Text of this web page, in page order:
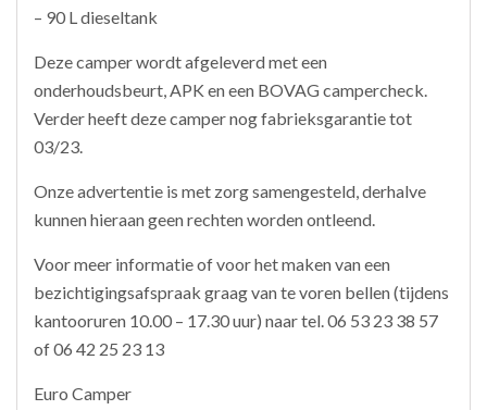
– 90 L dieseltank
Deze camper wordt afgeleverd met een
onderhoudsbeurt, APK en een BOVAG campercheck.
Verder heeft deze camper nog fabrieksgarantie tot
03/23.
Onze advertentie is met zorg samengesteld, derhalve
kunnen hieraan geen rechten worden ontleend.
Voor meer informatie of voor het maken van een
bezichtigingsafspraak graag van te voren bellen (tijdens
kantooruren 10.00 – 17.30 uur) naar tel. 06 53 23 38 57
of 06 42 25 23 13
Euro Camper